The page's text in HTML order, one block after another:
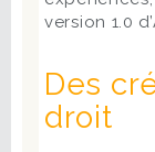
version 1.0
Des
droit